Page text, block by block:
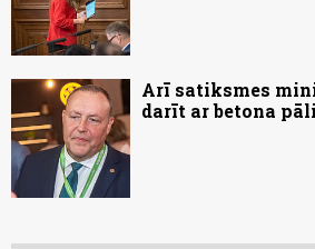
Arī satiksmes
darīt ar betona